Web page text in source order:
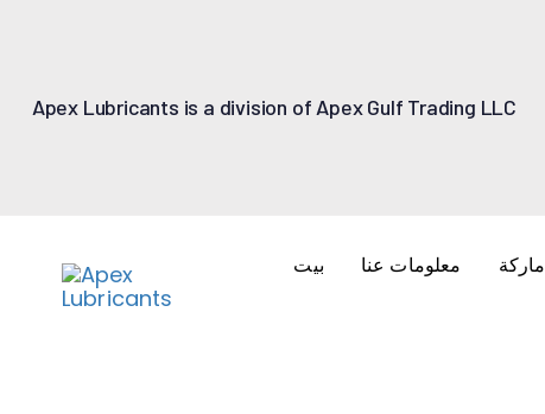
Apex Lubricants is a division of Apex Gulf Trading LLC
بيت معلومات عنا ماركة